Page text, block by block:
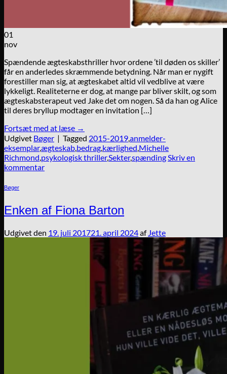
01
nov
Spændende ægteskabsthriller hvor ordene ’til døden os skiller’
får en anderledes skræmmende betydning. Når man er nygift
forestiller man sig, at ægteskabet altid vil vedblive at være
lykkeligt. Realiteterne er dog, at mange par bliver skilt, og som
ægteskabsterapeut ved Jake det om nogen. Så da han og Alice
til deres bryllup modtager en invitation […]
Fortsæt med at læse →
Udgivet Bøger | Tagged 2015-2019,anmelder-
eksemplar,ægteskab,bedrag,kærlighed,Michelle
Richmond,psykologisk thriller,Sekter,spændingSkriv en
kommentar
Bøger
Enken af Fiona Barton
Udgivet den 19. juli 201721. april 2024af Jette